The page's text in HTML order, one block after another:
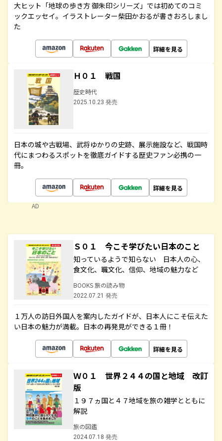
大ヒット「地球の歩き方 御朱印シリーズ」では初めてのコミ
ックエッセイ。イラストレーター柴田かおるが書きおろしまし
た
詳細を見る
Ｈ０１ 戦国
歴史時代
2025.10.23 発売
日本の城や古戦場、武将ゆかりの史跡、展示施設など、戦国時
代にまつわるスポットを徹底ガイドする歴史ファン必携の一
冊。
詳細を見る
AD
Ｓ０１ 今こそ学びたい日本のこと
知っているようで知らない 日本人の心、
食文化、職文化、信仰、地域の魅力など
BOOKS 旅の読み物
2022.07.21 発売
１万人の訪日外国人を案内したガイドが、日本人にこそ伝えた
い日本の魅力が満載。日本の再発見ができる１冊！
詳細を見る
Ｗ０１ 世界２４４の国と地域 改訂
版
１９７ヵ国と４７地域を旅の雑学とともに
解説
旅の図鑑
2024.07.18 発売